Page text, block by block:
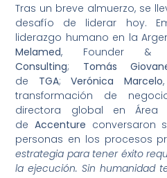
Tras un breve almuerzo, se
desafío de liderar hoy.
liderazgo humano en la
Melamed, Founder
Consulting; Tomás
de TGA;Verónica Marcelo
transformación de
directora global en Área
de Accenture conversaron
personas en los procesos
estrategia para tener éxito
la ejecución. Sin humanidad